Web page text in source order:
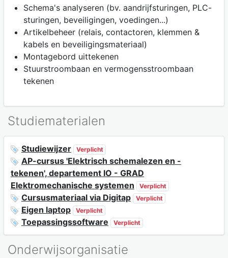
Schema's analyseren (bv. aandrijfsturingen, PLC-
sturingen, beveiligingen, voedingen...)
Artikelbeheer (relais, contactoren, klemmen &
kabels en beveiligingsmateriaal)
Montagebord uittekenen
Stuurstroombaan en vermogensstroombaan
tekenen
Studiematerialen
Studiewijzer Verplicht
AP-cursus 'Elektrisch schemalezen en -
tekenen', departement IO - GRAD
Elektromechanische systemen
Verplicht
Cursusmateriaal via Digitap Verplicht
Eigen laptop Verplicht
Toepassingssoftware Verplicht
Onderwijsorganisatie